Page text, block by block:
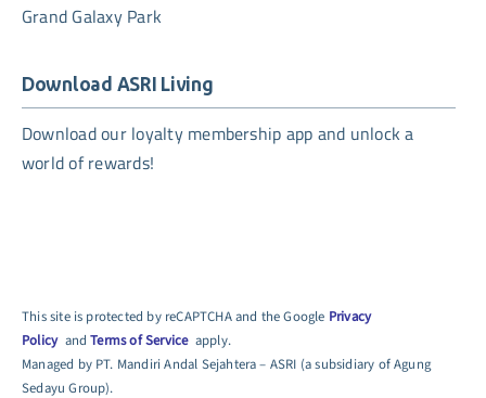
Grand Galaxy Park
Download ASRI Living
Download our loyalty membership app and unlock a
world of rewards!
This site is protected by reCAPTCHA and the Google Privacy
PolicyandTerms of Service apply.
Managed by PT. Mandiri Andal Sejahtera – ASRI (a subsidiary of Agung
Sedayu Group).